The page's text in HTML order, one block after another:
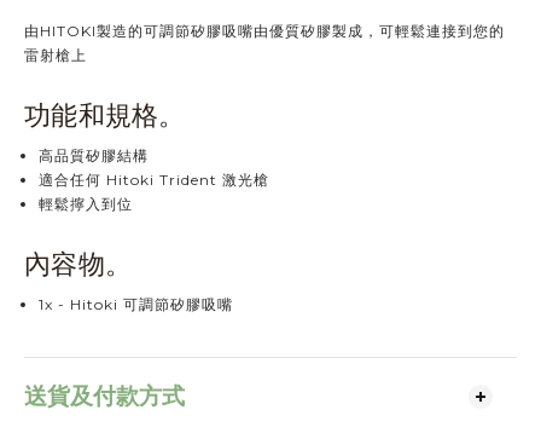
由HITOKI製造的可調節矽膠吸嘴由優質矽膠製成，可輕鬆連接到您的
雷射槍上
功能和規格。
高品質矽膠結構
適合任何 Hitoki Trident 激光槍
輕鬆擰入到位
內容物。
1x - Hitoki 可調節矽膠吸嘴
送貨及付款方式